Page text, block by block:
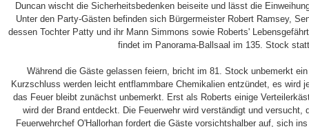
Duncan wischt die Sicherheitsbedenken beiseite und lässt die
Unter den Party-Gästen befinden sich Bürgermeister Robert Ramsey,
dessen Tochter Patty und ihr Mann Simmons sowie Roberts'
findet im Panorama-Ballsaal im 135. Stock
Während die Gäste gelassen feiern, bricht im 81. Stock unbemerkt
Kurzschluss werden leicht entflammbare Chemikalien entzündet, es wird
das Feuer bleibt zunächst unbemerkt. Erst als Roberts einige
wird der Brand entdeckt. Die Feuerwehr wird verständigt und versucht,
Feuerwehrchef O'Hallorhan fordert die Gäste vorsichtshalber auf, sich